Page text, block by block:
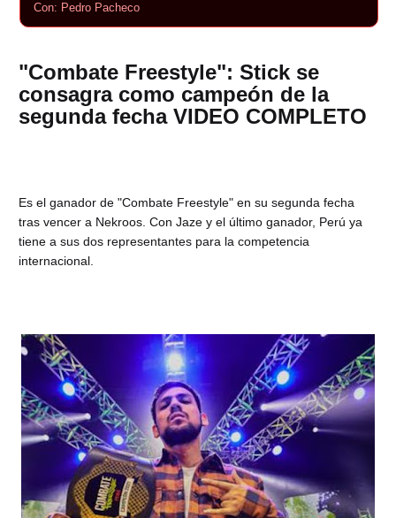
Con: Pedro Pacheco
"Combate Freestyle": Stick se
consagra como campeón de la
segunda fecha VIDEO COMPLETO
Es el ganador de "Combate Freestyle" en su segunda fecha
tras vencer a Nekroos. Con Jaze y el último ganador, Perú ya
tiene a sus dos representantes para la competencia
internacional.